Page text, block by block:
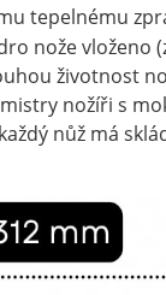
tepelnému
nože vloženo
životnost
nožíři s
nůž má